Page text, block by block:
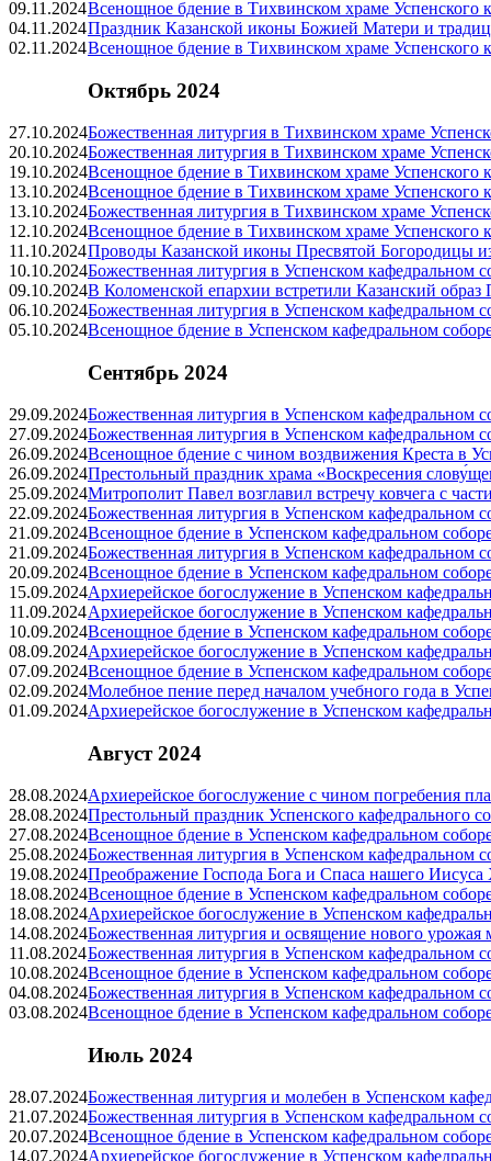
09.11.2024Всенощное бдение в Тихвинском храме Успенского
04.11.2024Праздник Казанской иконы Божией Матери и
02.11.2024Всенощное бдение в Тихвинском храме Успенского
Октябрь 2024
27.10.2024Божественная литургия в Тихвинском храме
20.10.2024Божественная литургия в Тихвинском храме
19.10.2024Всенощное бдение в Тихвинском храме Успенского
13.10.2024Всенощное бдение в Тихвинском храме Успенского
13.10.2024Божественная литургия в Тихвинском храме
12.10.2024Всенощное бдение в Тихвинском храме Успенского
11.10.2024Проводы Казанской иконы Пресвятой Богородицы
10.10.2024Божественная литургия в Успенском кафедральном
09.10.2024В Коломенской епархии встретили Казанский
06.10.2024Божественная литургия в Успенском кафедральном
05.10.2024Всенощное бдение в Успенском кафедральном
Сентябрь 2024
29.09.2024Божественная литургия в Успенском кафедральном
27.09.2024Божественная литургия в Успенском кафедральном
26.09.2024Всенощное бдение с чином воздвижения Креста в
26.09.2024Престольный праздник храма «Воскресения
25.09.2024Митрополит Павел возглавил встречу ковчега с
22.09.2024Божественная литургия в Успенском кафедральном
21.09.2024Всенощное бдение в Успенском кафедральном
21.09.2024Божественная литургия в Успенском кафедральном
20.09.2024Всенощное бдение в Успенском кафедральном
15.09.2024Архиерейское богослужение в Успенском
11.09.2024Архиерейское богослужение в Успенском
10.09.2024Всенощное бдение в Успенском кафедральном
08.09.2024Архиерейское богослужение в Успенском
07.09.2024Всенощное бдение в Успенском кафедральном
02.09.2024Молебное пение перед началом учебного года в
01.09.2024Архиерейское богослужение в Успенском
Август 2024
28.08.2024Архиерейское богослужение с чином погребения
28.08.2024Престольный праздник Успенского кафедрального
27.08.2024Всенощное бдение в Успенском кафедральном
25.08.2024Божественная литургия в Успенском кафедральном
19.08.2024Преображение Господа Бога и Спаса нашего Иисуса
18.08.2024Всенощное бдение в Успенском кафедральном
18.08.2024Архиерейское богослужение в Успенском
14.08.2024Божественная литургия и освящение нового урожая
11.08.2024Божественная литургия в Успенском кафедральном
10.08.2024Всенощное бдение в Успенском кафедральном
04.08.2024Божественная литургия в Успенском кафедральном
03.08.2024Всенощное бдение в Успенском кафедральном
Июль 2024
28.07.2024Божественная литургия и молебен в Успенском
21.07.2024Божественная литургия в Успенском кафедральном
20.07.2024Всенощное бдение в Успенском кафедральном
14.07.2024Архиерейское богослужение в Успенском